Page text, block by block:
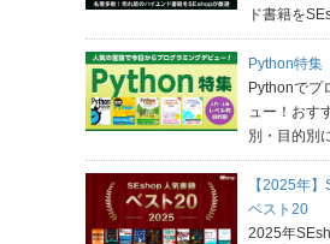
ド書籍を
Python特集
Pythonでプ
ュー！おす
別・目的別
【2025年
ベスト20
2025年